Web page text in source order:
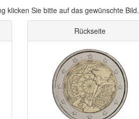
klicken Sie bitte auf das gewünschte Bild.
Rückseite